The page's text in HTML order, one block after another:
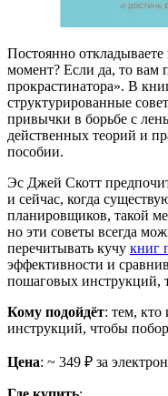
Постоянно
момент? Если да, то
прокрастинатора». В
структурированные
привычки в борьбе с
действенных теорий и
пособии.
Эс Джей Скотт
и сейчас, когда
планировщиков, такой
но эти советы всегда
перечитывать кучу книг
эффективности и
пошаговых инструкций,
Кому подойдёт: тем,
инструкций, чтобы
Цена: ~ 349 ₽ за